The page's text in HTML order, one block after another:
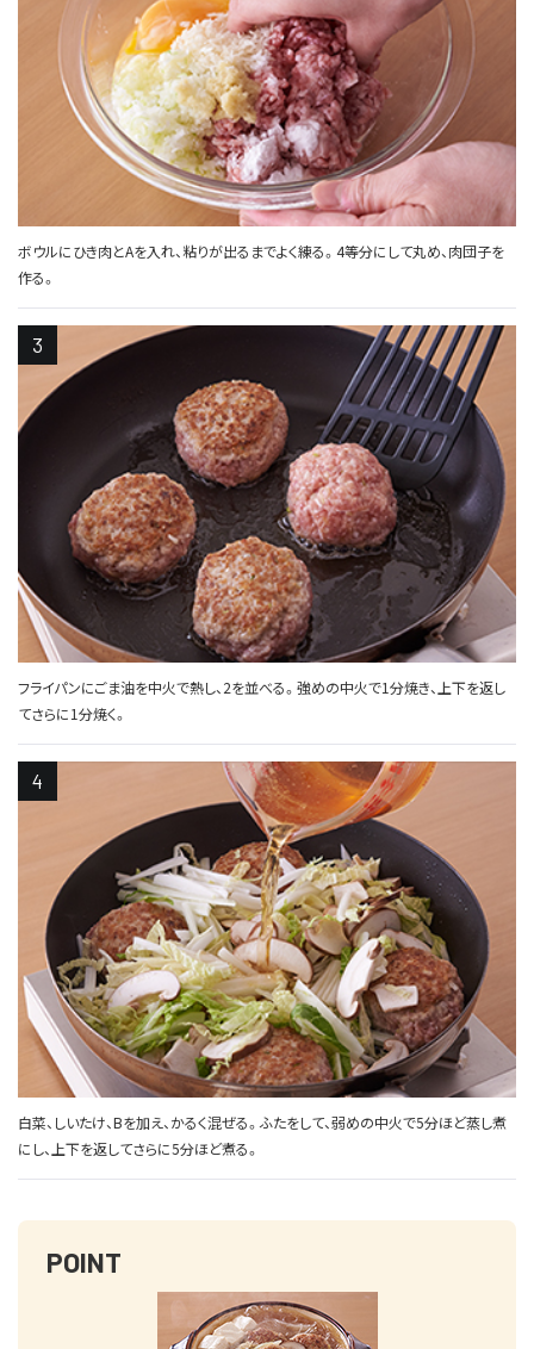
ボウルにひき肉とAを入れ、粘りが出るまでよく練る。4等分にして丸め、肉団子を
作る。
フライパンにごま油を中火で熱し、2を並べる。強めの中火で1分焼き、上下を返し
てさらに1分焼く。
白菜、しいたけ、Bを加え、かるく混ぜる。ふたをして、弱めの中火で5分ほど蒸し煮
にし、上下を返してさらに5分ほど煮る。
POINT